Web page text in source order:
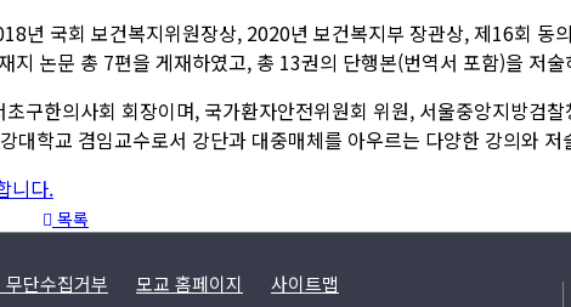
년 국회 보건복지위원장상, 2020년 보건복지부 장관상, 제16회 동
지 논문 총 7편을 게재하였고, 총 13권의 단행본(번역서 포함)을 저술
구한의사회 회장이며, 국가환자안전위원회 위원, 서울중앙지방검
대학교 겸임교수로서 강단과 대중매체를 아우르는 다양한 강의와
니다.
목록
무단수집거부 모교 홈페이지
사이트맵